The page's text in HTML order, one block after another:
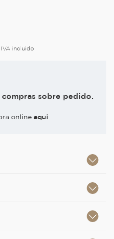
incluido
sobre pedido.
online aqui